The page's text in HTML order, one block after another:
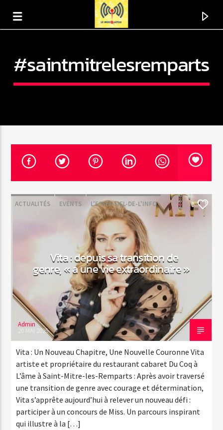
Titre
Emission en cours
Web-Radio-Années 100% 80s
07:00 12:00
Web-Radio-Sicily
#saintmitrelesremparts
ACTUALITÉS EVENTS L'ESSENTIEL-DE-L'INFO 0
Vita : depuis sa transition de
genre, « a une vie extraordinaire »
Admin
20 MAI 2025
Vita : Un Nouveau Chapitre, Une Nouvelle Couronne Vita
artiste et propriétaire du restaurant cabaret Du Coq à
L’âme à Saint-Mitre-les-Remparts : Après avoir traversé
une transition de genre avec courage et détermination,
Vita s’apprête aujourd’hui à relever un nouveau défi :
participer à un concours de Miss. Un parcours inspirant
qui illustre à la […]